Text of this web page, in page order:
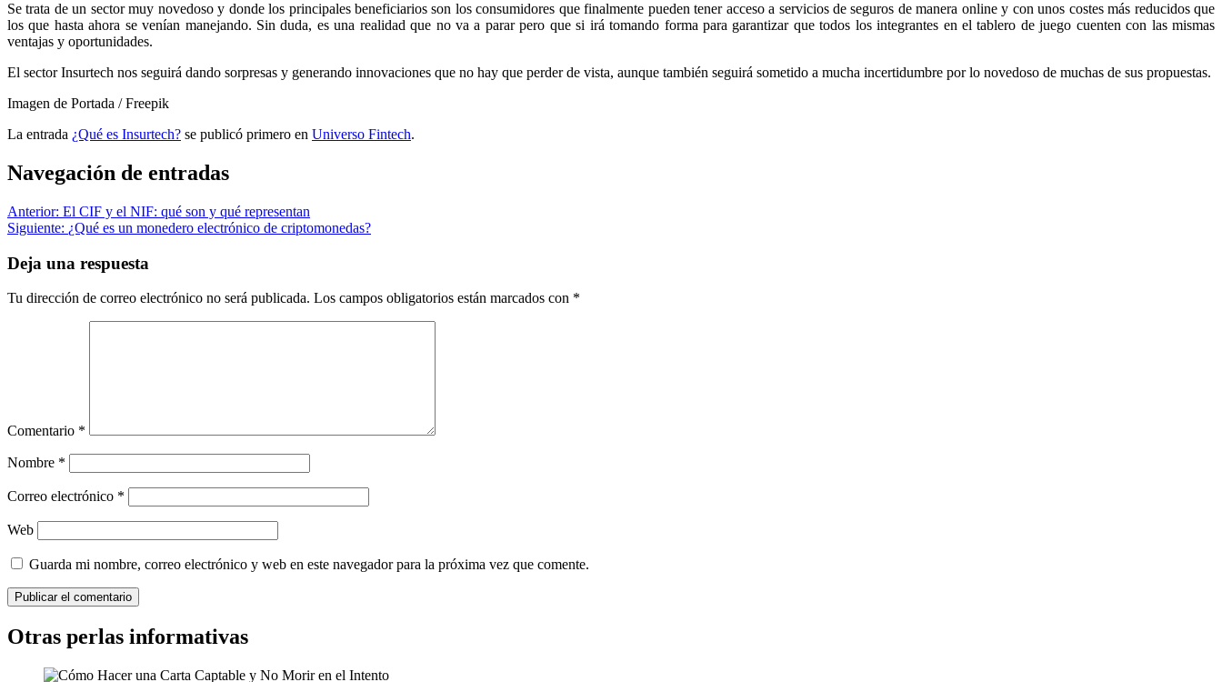
Se trata de un sector muy novedoso y donde los principales beneficiarios son los consumidores que finalmente pueden tener acceso a servicios de seguros de manera online y con unos costes más reducidos que
los que hasta ahora se venían manejando. Sin duda, es una realidad que no va a parar pero que si irá tomando forma para garantizar que todos los integrantes en el tablero de juego cuenten con las mismas
ventajas y oportunidades.
El sector Insurtech nos seguirá dando sorpresas y generando innovaciones que no hay que perder de vista, aunque también seguirá sometido a mucha incertidumbre por lo novedoso de muchas de sus propuestas.
Imagen de Portada / Freepik
La entrada ¿Qué es Insurtech? se publicó primero en Universo Fintech.
Navegación de entradas
Anterior: El CIF y el NIF: qué son y qué representan
Siguiente: ¿Qué es un monedero electrónico de criptomonedas?
Deja una respuesta
Tu dirección de correo electrónico no será publicada. Los campos obligatorios están marcados con *
Comentario *
Nombre *
Correo electrónico *
Web
Guarda mi nombre, correo electrónico y web en este navegador para la próxima vez que comente.
Otras perlas informativas